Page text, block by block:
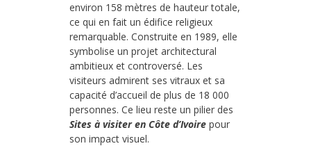
environ 158 mètres de hauteur totale,
ce qui en fait un édifice religieux
remarquable. Construite en 1989, elle
symbolise un projet architectural
ambitieux et controversé. Les
visiteurs admirent ses vitraux et sa
capacité d’accueil de plus de 18 000
personnes. Ce lieu reste un pilier des
Sites à visiter en Côte d’Ivoire pour
son impact visuel.